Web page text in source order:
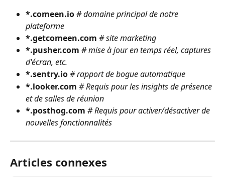
*.comeen.io# domaine principal de notre
plateforme
*.getcomeen.com # site marketing
*.pusher.com # mise à jour en temps réel, captures
d'écran, etc.
*.sentry.io# rapport de bogue automatique
*.looker.com # Requis pour les insights de présence
et de salles de réunion
*.posthog.com # Requis pour activer/désactiver de
nouvelles fonctionnalités
Articles connexes